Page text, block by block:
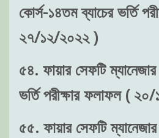
কোর্স-১৪তম ব্যাচের ভর্তি
২৭/১২/২০২২ )
৫৪. ফায়ার সেফটি
ভর্তি পরীক্ষার ফলাফল (
৫৫. ফায়ার সেফটি